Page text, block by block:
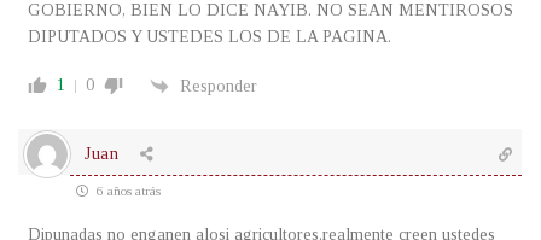
GOBIERNO, BIEN LO DICE NAYIB. NO SEAN MENTIROSOS
DIPUTADOS Y USTEDES LOS DE LA PAGINA.
1 0 Responder
Juan
6 años atrás
Dipunadas no enganen alosi agricultores.realmente creen ustedes